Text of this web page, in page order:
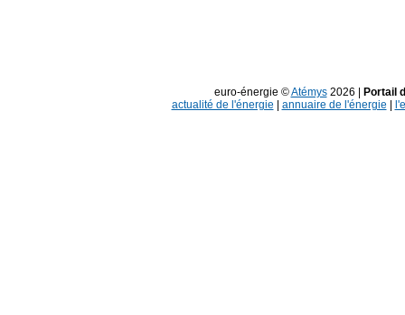
euro-énergie ©Atémys2026 |
Portail
actualité de l'énergie
annuaire de l'énergie